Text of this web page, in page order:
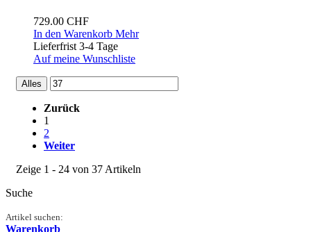
729.00 CHF
In den Warenkorb Mehr
Lieferfrist 3-4 Tage
Auf meine Wunschliste
Alles
Zurück
1
2
Weiter
Zeige 1 - 24 von 37 Artikeln
Suche
Artikel suchen:
Warenkorb